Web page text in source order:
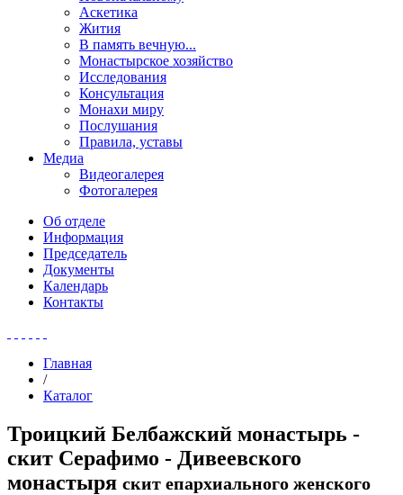
Аскетика
Жития
В память вечную...
Монастырское хозяйство
Исследования
Консультация
Монахи миру
Послушания
Правила, уставы
Медиа
Видеогалерея
Фотогалерея
Об отделе
Информация
Председатель
Документы
Календарь
Контакты
Главная
/
Каталог
Троицкий Белбажский монастырь -
скит Серафимо - Дивеевского
монастыря скит епархиального женского